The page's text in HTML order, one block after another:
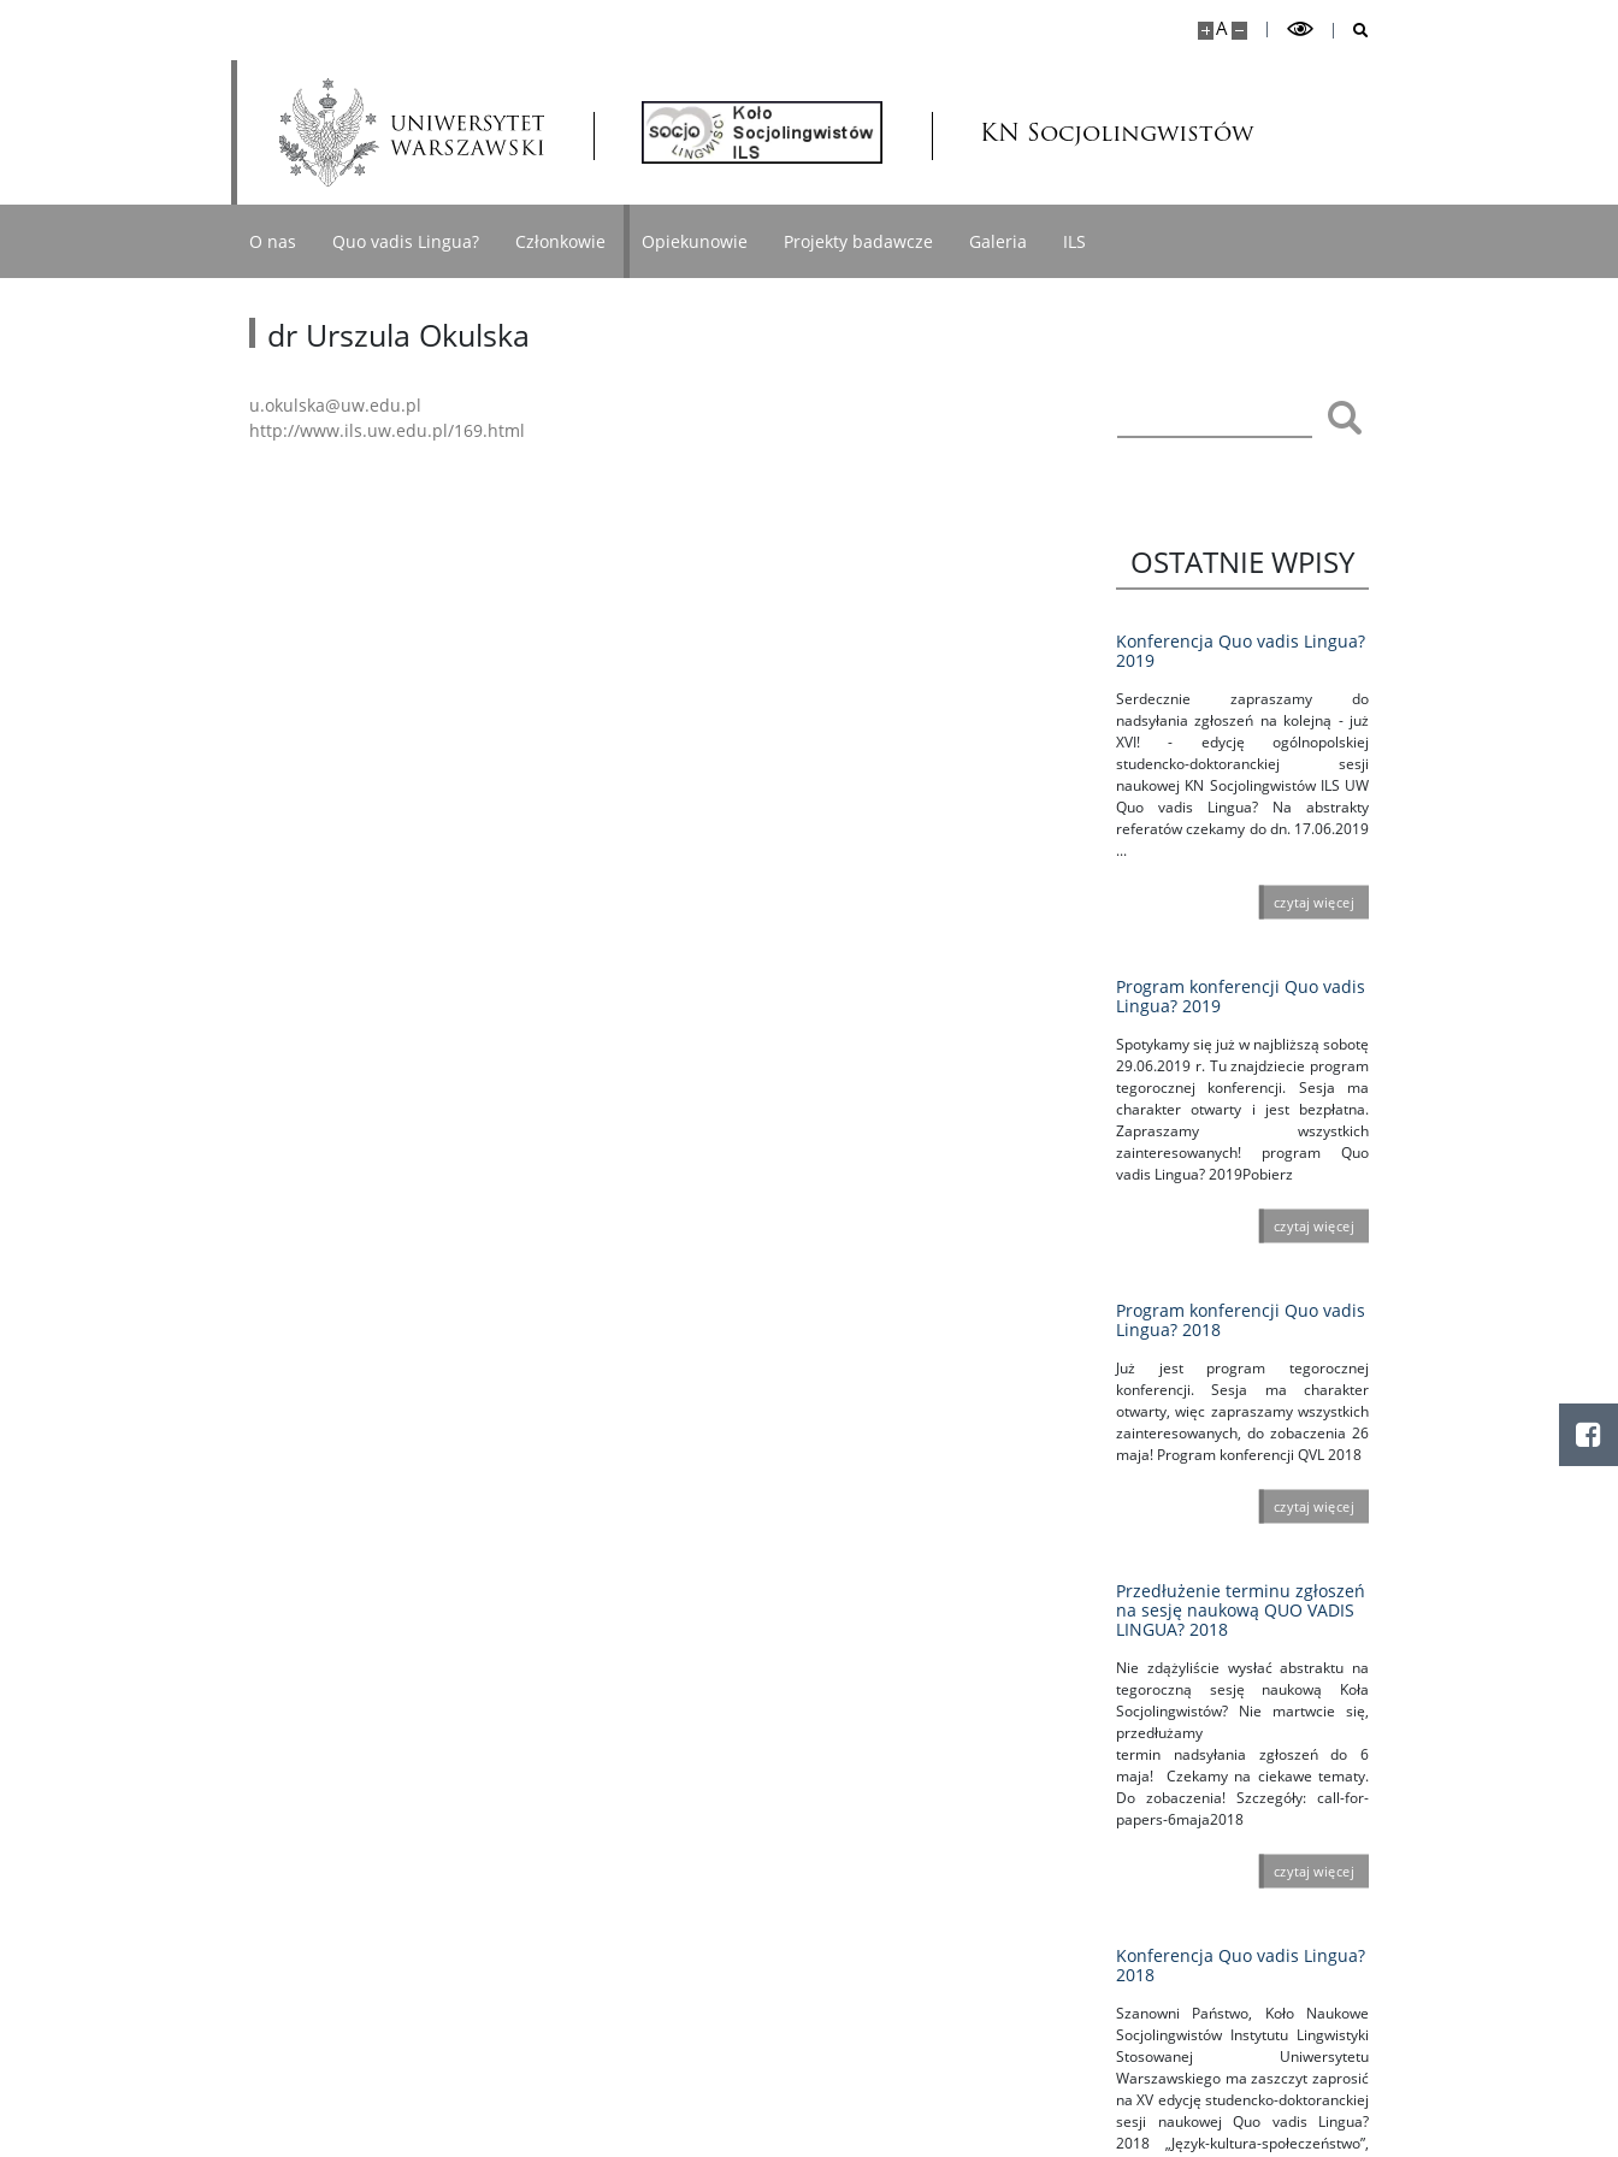
A
KN Socjolingwistów
O nas Quo vadis Lingua? Członkowie Opiekunowie Projekty badawcze Galeria ILS
dr Urszula Okulska
u.okulska@uw.edu.pl
http://www.ils.uw.edu.pl/169.html
Szukaj
OSTATNIE WPISY
Konferencja Quo vadis Lingua?
2019
Serdecznie zapraszamy do
nadsyłania zgłoszeń na kolejną - już
XVI! - edycję ogólnopolskiej
studencko-doktoranckiej sesji
naukowej KN Socjolingwistów ILS UW
Quo vadis Lingua? Na abstrakty
referatów czekamy do dn. 17.06.2019
...
czytaj więcej
Program konferencji Quo vadis
Lingua? 2019
Spotykamy się już w najbliższą sobotę
29.06.2019 r. Tu znajdziecie program
tegorocznej konferencji. Sesja ma
charakter otwarty i jest bezpłatna.
Zapraszamy wszystkich
zainteresowanych! program Quo
vadis Lingua? 2019Pobierz
czytaj więcej
Program konferencji Quo vadis
Lingua? 2018
Już jest program tegorocznej
konferencji. Sesja ma charakter
otwarty, więc zapraszamy wszystkich
zainteresowanych, do zobaczenia 26
maja! Program konferencji QVL 2018
czytaj więcej
Przedłużenie terminu zgłoszeń
na sesję naukową QUO VADIS
LINGUA? 2018
Nie zdążyliście wysłać abstraktu na
tegoroczną sesję naukową Koła
Socjolingwistów? Nie martwcie się,
przedłużamy
termin nadsyłania zgłoszeń do 6
maja! Czekamy na ciekawe tematy.
Do zobaczenia! Szczegóły: call-for-
papers-6maja2018
czytaj więcej
Konferencja Quo vadis Lingua?
2018
Szanowni Państwo, Koło Naukowe
Socjolingwistów Instytutu Lingwistyki
Stosowanej Uniwersytetu
Warszawskiego ma zaszczyt zaprosić
na XV edycję studencko-doktoranckiej
sesji naukowej Quo vadis Lingua?
2018 „Język-kultura-społeczeństwo”,